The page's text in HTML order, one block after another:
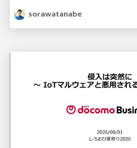
sorawatanabe